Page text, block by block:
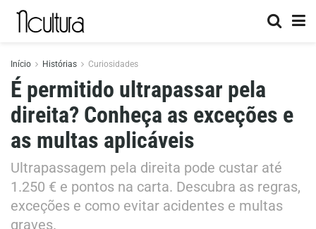
Início Histórias Curiosidades
É permitido ultrapassar pela
direita? Conheça as exceções e
as multas aplicáveis
Ultrapassagem pela direita pode custar até
1.250 € e pontos na carta. Descubra as regras,
exceções e como evitar acidentes e multas
graves.